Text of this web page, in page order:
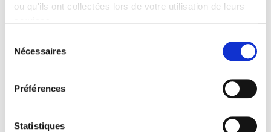
ou qu'ils ont collectées lors de votre utilisation de leurs
Nécessaires
Préférences
Statistiques
De Gaulle. Prophète de la Cinquième République